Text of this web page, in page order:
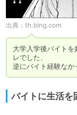
出典： th.bing.com
大学入学後バイト
レでした、
逆にバイト経験な
バイトに生活を